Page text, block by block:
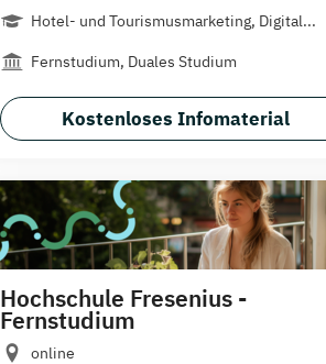
Hotel- und Tourismusmarketing, Digital...
Fernstudium, Duales Studium
Kostenloses Infomaterial
Hochschule Fresenius -
Fernstudium
online